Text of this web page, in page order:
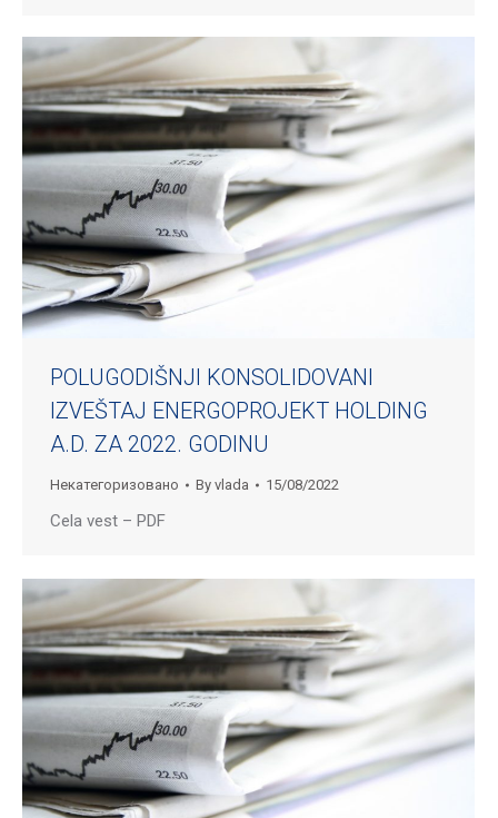
POLUGODIŠNJI KONSOLIDOVANI
IZVEŠTAJ ENERGOPROJEKT HOLDING
A.D. ZA 2022. GODINU
Некатегоризовано By vlada 15/08/2022
Cela vest – PDF